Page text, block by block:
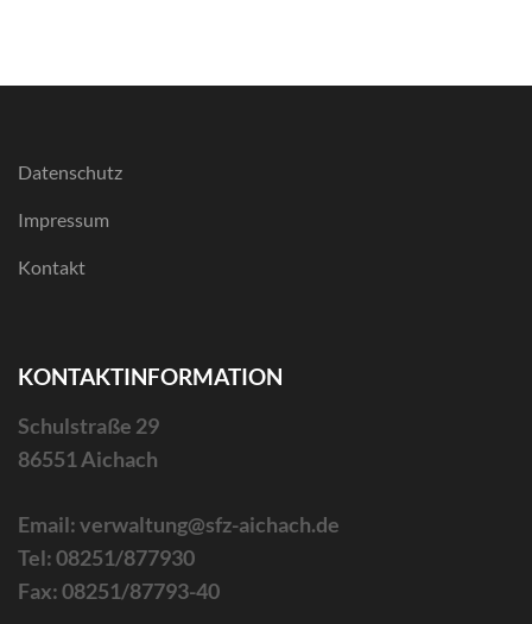
Datenschutz
Impressum
Kontakt
KONTAKTINFORMATION
Schulstraße 29
86551 Aichach
Email: verwaltung@sfz-aichach.de
Tel: 08251/877930
Fax: 08251/87793-40